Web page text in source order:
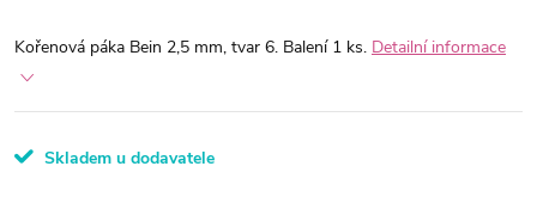
Kořenová páka Bein 2,5 mm, tvar 6. Balení 1 ks. Detailní informace
Skladem u dodavatele